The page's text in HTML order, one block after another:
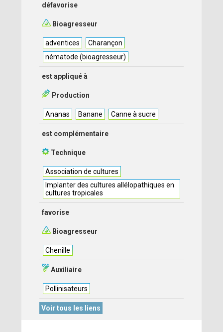
défavorise
Bioagresseur
adventices
Charançon
nématode (bioagresseur)
est appliqué à
Production
Ananas Banane Canne à sucre
est complémentaire
Technique
Association de cultures
Implanter des cultures allélopathiques en
cultures tropicales
favorise
Bioagresseur
Chenille
Auxiliaire
Pollinisateurs
Voir tous les liens